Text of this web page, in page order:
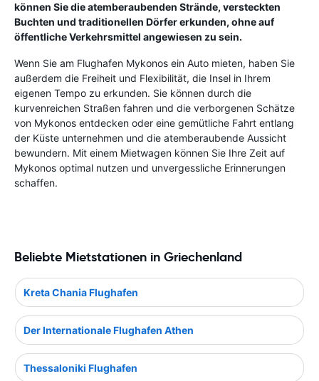
können Sie die atemberaubenden Strände, versteckten
Buchten und traditionellen Dörfer erkunden, ohne auf
öffentliche Verkehrsmittel angewiesen zu sein.
Wenn Sie am Flughafen Mykonos ein Auto mieten, haben Sie
außerdem die Freiheit und Flexibilität, die Insel in Ihrem
eigenen Tempo zu erkunden. Sie können durch die
kurvenreichen Straßen fahren und die verborgenen Schätze
von Mykonos entdecken oder eine gemütliche Fahrt entlang
der Küste unternehmen und die atemberaubende Aussicht
bewundern. Mit einem Mietwagen können Sie Ihre Zeit auf
Mykonos optimal nutzen und unvergessliche Erinnerungen
schaffen.
Beliebte Mietstationen in Griechenland
Kreta Chania Flughafen
Der Internationale Flughafen Athen
Thessaloniki Flughafen